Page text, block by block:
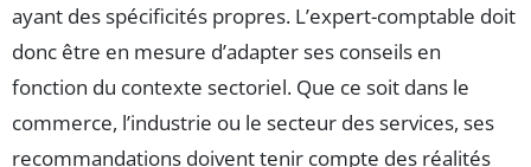
ayant des spécificités propres. L’expert-comptable doit
donc être en mesure d’adapter ses conseils en
fonction du contexte sectoriel. Que ce soit dans le
commerce, l’industrie ou le secteur des services, ses
recommandations doivent tenir compte des réalités